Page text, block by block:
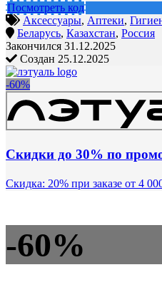
Посмотреть код
Аксессуары, Аптеки,
Беларусь, Казахстан, Россия
Закончился 31.12.2025
Создан 25.12.2025
-60%
Скидки до 30% по
Скидка: 20% при заказе от 4
-60%